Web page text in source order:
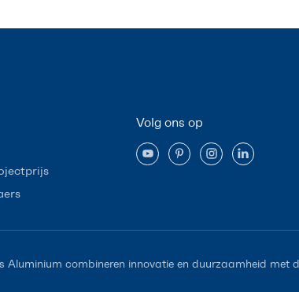
Volg ons op
Aluminium combineren innovatie en duurzaamheid met